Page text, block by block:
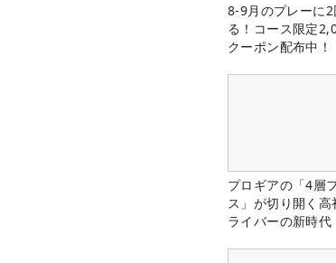
8-9月のプレーに2
る！コース限定
クーポン配布中！
プロギアの「4層
ス」が切り開く高
ライバーの新時代